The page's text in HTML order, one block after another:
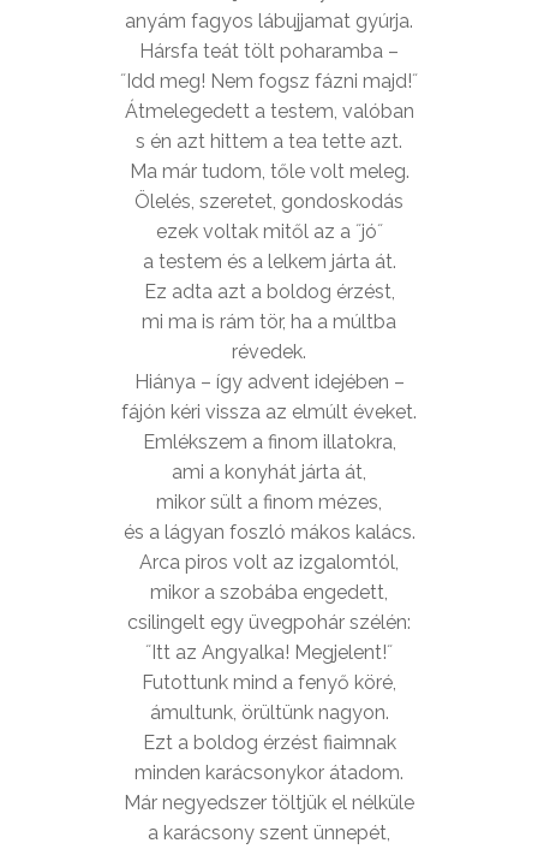
anyám fagyos lábujjamat gyúrja.
Hársfa teát tölt poharamba –
˝Idd meg! Nem fogsz fázni majd!˝
Átmelegedett a testem, valóban
s én azt hittem a tea tette azt.
Ma már tudom, tőle volt meleg.
Ölelés, szeretet, gondoskodás
ezek voltak mitől az a ˝jó˝
a testem és a lelkem járta át.
Ez adta azt a boldog érzést,
mi ma is rám tör, ha a múltba
révedek.
Hiánya – így advent idejében –
fájón kéri vissza az elmúlt éveket.
Emlékszem a finom illatokra,
ami a konyhát járta át,
mikor sült a finom mézes,
és a lágyan foszló mákos kalács.
Arca piros volt az izgalomtól,
mikor a szobába engedett,
csilingelt egy üvegpohár szélén:
˝Itt az Angyalka! Megjelent!˝
Futottunk mind a fenyő köré,
ámultunk, örültünk nagyon.
Ezt a boldog érzést fiaimnak
minden karácsonykor átadom.
Már negyedszer töltjük el nélküle
a karácsony szent ünnepét,